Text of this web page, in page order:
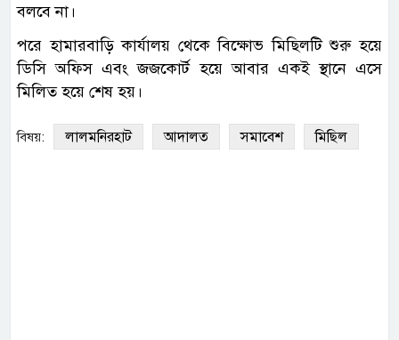
বলবে না।
পরে হামারবাড়ি কার্যালয় থেকে বিক্ষোভ মিছিলটি শুরু হয়ে
ডিসি অফিস এবং জজকোর্ট হয়ে আবার একই স্থানে এসে
মিলিত হয়ে শেষ হয়।
বিষয়: লালমনিরহাট আদালত সমাবেশ মিছিল